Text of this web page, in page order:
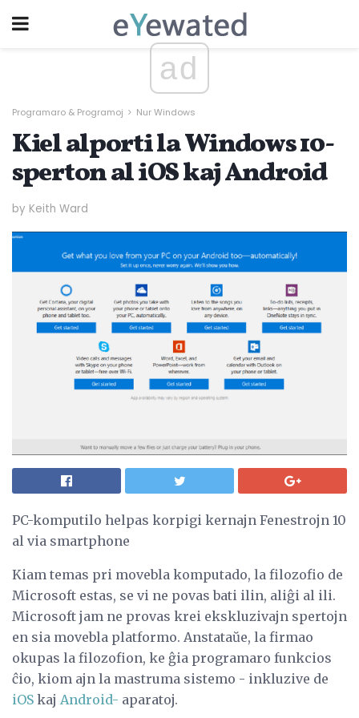
ad
Programaro & Programoj Nur Windows
Kiel alporti la Windows 10-
sperton al iOS kaj Android
by Keith Ward
PC-komputilo helpas korpigi kernajn Fenestrojn 10
al via smartphone
Kiam temas pri movebla komputado, la filozofio de
Microsoft estas, se vi ne povas bati ilin, aliĝi al ili.
Microsoft jam ne provas krei ekskluzivajn spertojn
en sia movebla platformo. Anstataŭe, la firmao
okupas la filozofion, ke ĝia programaro funkcios
ĉio, kiom ajn la mastruma sistemo - inkluzive de
iOS kaj Android- aparatoj.